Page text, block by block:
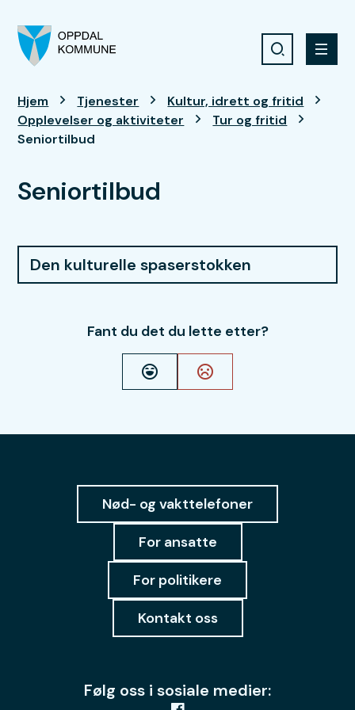
Søk Meny
Du er her:
Hjem Tjenester
Kultur, idrett og fritid
Opplevelser og aktiviteter
Tur og fritid
Seniortilbud
Seniortilbud
Den kulturelle spaserstokken
Fant du det du lette etter?
Ja Nei
Nød- og vakttelefoner
For ansatte
For politikere
Kontakt oss
Følg oss i sosiale medier: